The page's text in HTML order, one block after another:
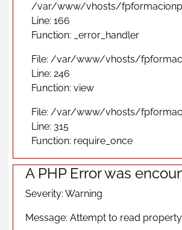
/var/www/vhosts/
Line: 166
Function: _error_handler
File: /var/www/vhosts/
Line: 246
Function: view
File: /var/www/vhosts/
Line: 315
Function: require_once
A PHP Error was
Severity: Warning
Message: Attempt to read